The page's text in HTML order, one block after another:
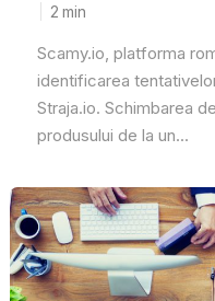
2 min
Scamy.io, platforma
identificarea
Straja.io. Schimbarea
produsului de la un...